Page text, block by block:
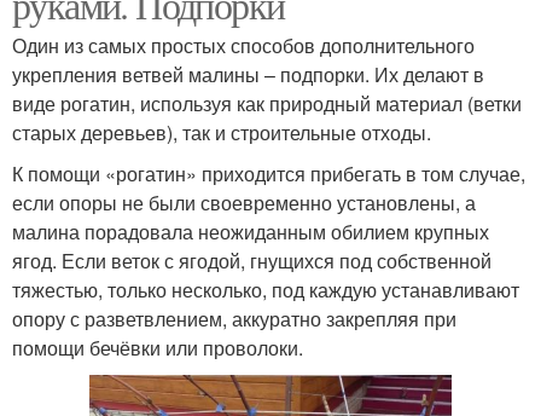
Один из самых простых способов дополнительного
укрепления ветвей малины – подпорки. Их делают в
виде рогатин, используя как природный материал (ветки
старых деревьев), так и строительные отходы.
К помощи «рогатин» приходится прибегать в том случае,
если опоры не были своевременно установлены, а
малина порадовала неожиданным обилием крупных
ягод. Если веток с ягодой, гнущихся под собственной
тяжестью, только несколько, под каждую устанавливают
опору с разветвлением, аккуратно закрепляя при
помощи бечёвки или проволоки.